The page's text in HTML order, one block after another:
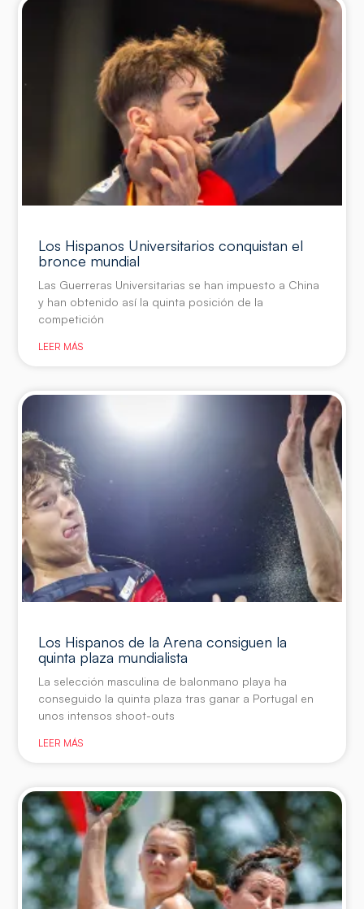
Los Hispanos Universitarios conquistan el
bronce mundial
Las Guerreras Universitarias se han impuesto a China
y han obtenido así la quinta posición de la
competición
LEER MÁS
Los Hispanos de la Arena consiguen la
quinta plaza mundialista
La selección masculina de balonmano playa ha
conseguido la quinta plaza tras ganar a Portugal en
unos intensos shoot-outs
LEER MÁS